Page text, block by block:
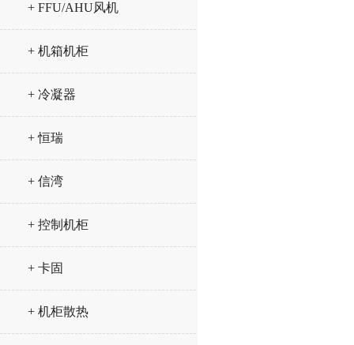
+ FFU/AHU风机
+ 机箱机柜
+ 冷凝器
+ 恒瑞
+ 信湾
+ 控制机柜
+ 卡固
+ 机柜散热